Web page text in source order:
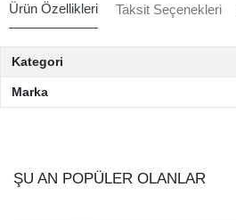
Ürün Özellikleri Taksit Seçenekleri
Kategori
Marka
ŞU AN POPÜLER OLANLAR